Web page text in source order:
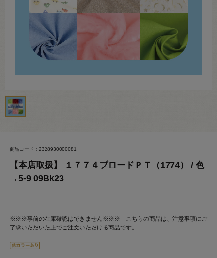
商品コード：2328930000081
【本店取扱】 １７７４ブロードＰＴ（1774） / 色
→5-9 09Bk23_
※※※事前の在庫確認はできません※※※ こちらの商品は、注意事項にご
了承いただいた上でご注文いただける商品です。